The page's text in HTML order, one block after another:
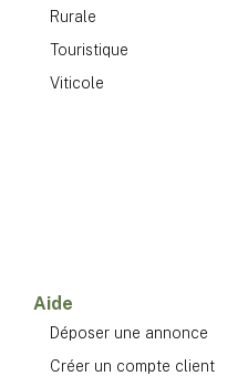
Rurale
Touristique
Viticole
Aide
Déposer une annonce
Créer un compte client